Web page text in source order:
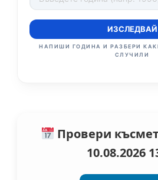
ИЗСЛЕДВАЙ
НАПИШИ ГОДИНА И РАЗБЕРИ
СЛУЧИЛИ
Провери
10.08.2026